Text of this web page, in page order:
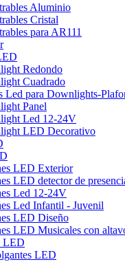
Aluminio
Cristal
para AR111
Redondo
Cuadrado
Led para Downlights-
Panel
Led 12-24V
LED Decorativo
LED Exterior
LED detector de
Led 12-24V
Led Infantil - Juvenil
LED Diseño
LED Musicales con
LED
LED